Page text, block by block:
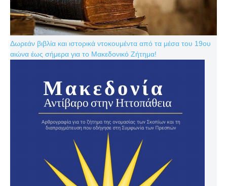
Δωρεάν βιβλία και ιστορικά ντοκουμέντα από τα μέσα του 19ου
αιώνα έως σήμερα για το Μακεδονικό Ζήτημα!